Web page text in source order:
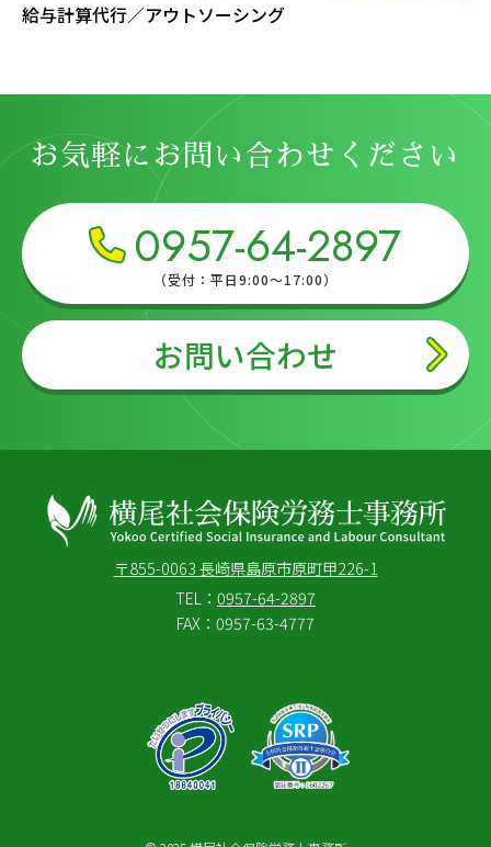
給与計算代行／アウトソーシング
お気軽にお問い合わせください
0957-64-2897
（受付：平日9:00～17:00）
お問い合わせ
長崎・島原の労務相談なら横尾社会保険労務士事務所
〒855-0063 長崎県島原市原町甲226-1
TEL： 0957-64-2897
FAX：0957-63-4777